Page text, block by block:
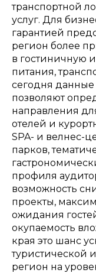
транспортной
услуг. Для
гарантией
регион более
в гостиничную
питания,
сегодня данные
позволяют
направления
отелей и
SPA- и велнес-
парков,
профиля
возможность
проекты,
ожидания
окупаемость
края это шанс
туристической
регион на